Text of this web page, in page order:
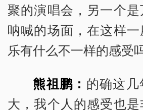
聚的演唱会，另一个
呐喊的场面，在这样
乐有什么不一样的感受
熊祖鹏： 的确这
大，我个人的感受也